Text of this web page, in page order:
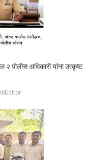
२ पोलीस अधिकारी यांना उत्कृष्ट